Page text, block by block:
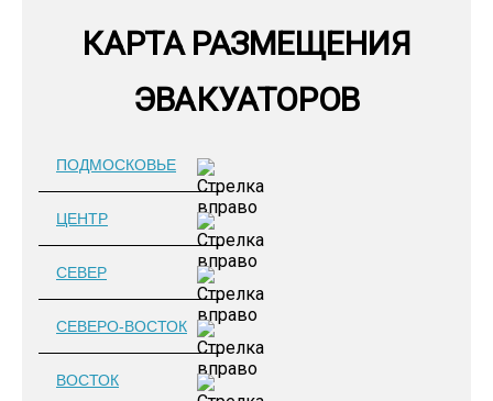
КАРТА РАЗМЕЩЕНИЯ
ЭВАКУАТОРОВ
ПОДМОСКОВЬЕ
ЦЕНТР
СЕВЕР
СЕВЕРО-ВОСТОК
ВОСТОК